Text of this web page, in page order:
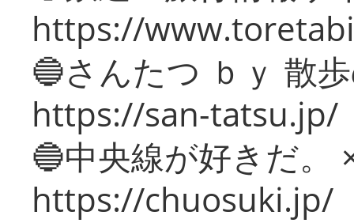
https://
🔵さんたつ ｂｙ 散
https://san-tatsu.jp/
🔵中央線が好きだ。
https://chuosuki.jp/